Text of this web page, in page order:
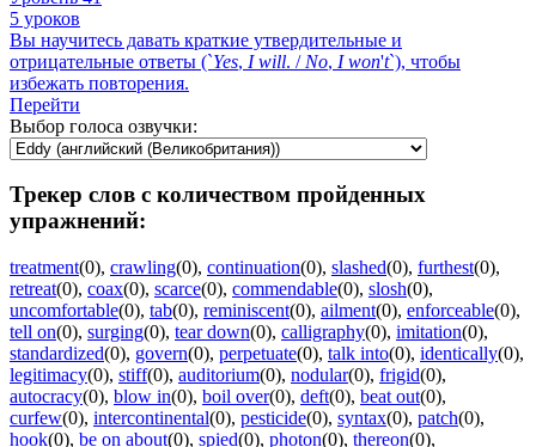
5 уроков
Вы научитесь давать краткие утвердительные и
отрицательные ответы (`Yes, I will. / No, I won't`), чтобы
избежать повторения.
Перейти
Выбор голоса озвучки:
Трекер слов с количеством пройденных
упражнений:
treatment(0), crawling(0), continuation(0), slashed(0), furthest(0),
retreat(0), coax(0), scarce(0), commendable(0), slosh(0),
uncomfortable(0), tab(0), reminiscent(0), ailment(0), enforceable(0),
tell on(0), surging(0), tear down(0), calligraphy(0), imitation(0),
standardized(0), govern(0), perpetuate(0), talk into(0), identically(0),
legitimacy(0), stiff(0), auditorium(0), nodular(0), frigid(0),
autocracy(0), blow in(0), boil over(0), deft(0), beat out(0),
curfew(0), intercontinental(0), pesticide(0), syntax(0), patch(0),
hook(0), be on about(0), spied(0), photon(0), thereon(0),